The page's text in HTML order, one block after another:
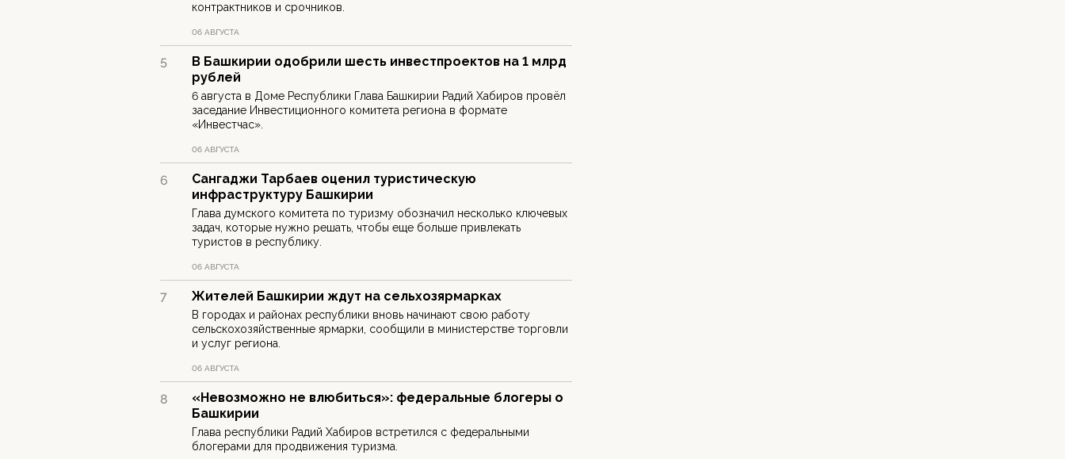
контрактников и срочников.
06 АВГУСТА
5
В Башкирии одобрили шесть инвестпроектов на 1 млрд
рублей
6 августа в Доме Республики Глава Башкирии Радий Хабиров провёл
заседание Инвестиционного комитета региона в формате
«Инвестчас».
06 АВГУСТА
6
Сангаджи Тарбаев оценил туристическую
инфраструктуру Башкирии
Глава думского комитета по туризму обозначил несколько ключевых
задач, которые нужно решать, чтобы еще больше привлекать
туристов в республику.
06 АВГУСТА
7 Жителей Башкирии ждут на сельхозярмарках
В городах и районах республики вновь начинают свою работу
сельскохозяйственные ярмарки, сообщили в министерстве торговли
и услуг региона.
06 АВГУСТА
8
«Невозможно не влюбиться»: федеральные блогеры о
Башкирии
Глава республики Радий Хабиров встретился с федеральными
блогерами для продвижения туризма.